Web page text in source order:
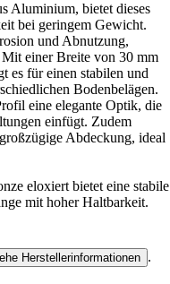
Aluminium, bietet dieses
bei geringem Gewicht.
und Abnutzung,
einer Breite von 30 mm
es für einen stabilen und
Bodenbelägen.
eine elegante Optik, die
einfügt. Zudem
Abdeckung, ideal
eloxiert bietet eine stabile
mit hoher Haltbarkeit.
Herstellerinformationen .